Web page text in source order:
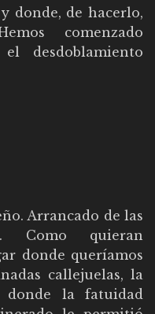
donde, de hacerlo,
comenzado
desdoblamiento
Arrancado de las
Como quieran
donde queríamos
callejuelas, la
donde la fatuidad